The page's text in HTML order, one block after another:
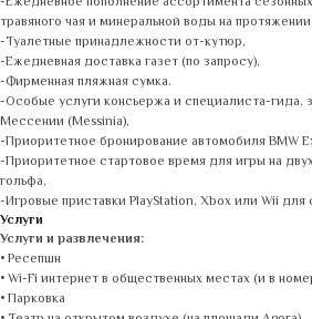
травяного чая и минеральной воды на
-Туалетные принадлежности от-кутюр,
-Ежедневная доставка газет (по запросу),
-Фирменная пляжная сумка.
-Особые услуги консьержа и специалиста-гида,
Мессении (Messinia),
-Приоритетное бронирование автомобиля BMW
-Приоритетное стартовое время для игры на
гольфа,
-Игровые приставки PlayStation, Xbox или Wii для
Услуги
Услуги и развлечения:
• Ресепшн
• Wi-Fi интернет в общественных местах (и в
• Парковка